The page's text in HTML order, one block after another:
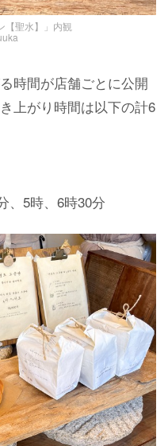
【聖水】」内観
時間が店舗ごとに公開
上がり時間は以下の計6
、5時、6時30分